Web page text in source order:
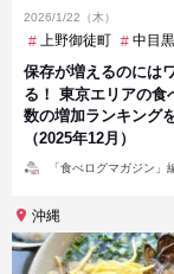
2026/1/22（木）
上野御徒町 中目黒
保存が増えるのには
る！ 東京エリアの食
数の増加ランキング
（2025年12月）
「食べログマガジン」
沖縄